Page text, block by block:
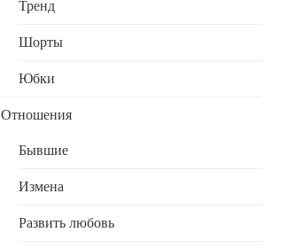
Тренд
Шорты
Юбки
Отношения
Бывшие
Измена
Развить любовь